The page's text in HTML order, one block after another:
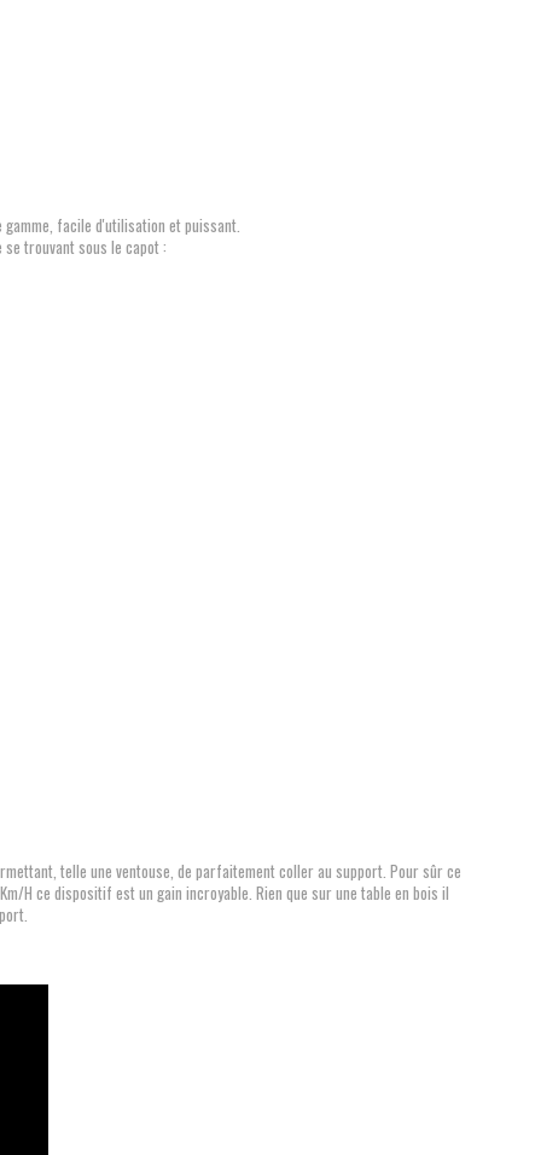
facile d'utilisation et puissant.
trouvant sous le capot :
telle une ventouse, de parfaitement coller au support. Pour sûr ce
H ce dispositif est un gain incroyable. Rien que sur une table en bois il